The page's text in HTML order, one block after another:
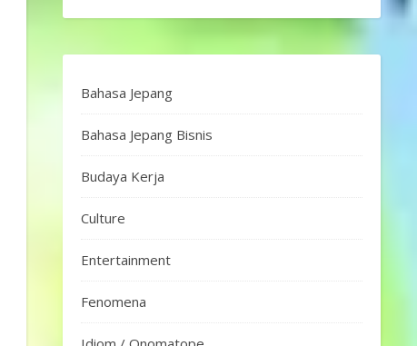
Bahasa Jepang
Bahasa Jepang Bisnis
Budaya Kerja
Culture
Entertainment
Fenomena